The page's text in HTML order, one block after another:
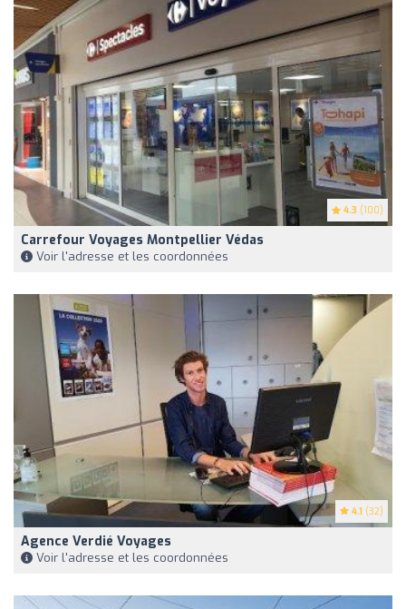
4.3 (100)
Carrefour Voyages Montpellier Védas
Voir l'adresse et les coordonnées
4.1 (32)
Agence Verdié Voyages
Voir l'adresse et les coordonnées